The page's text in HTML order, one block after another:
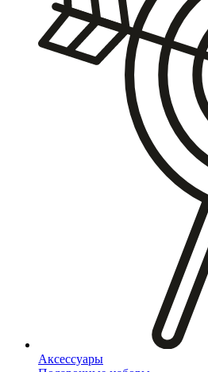
Аксессуары